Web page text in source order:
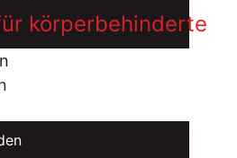
körperbehinderte